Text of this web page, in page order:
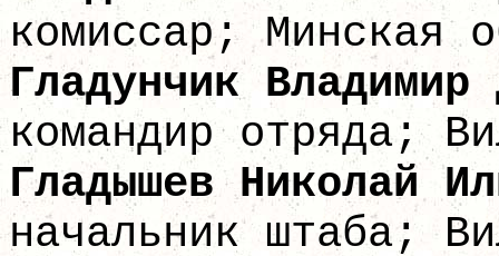
комиссар; Минская
Гладунчик
командир отряда;
Гладышев
начальник штаба;